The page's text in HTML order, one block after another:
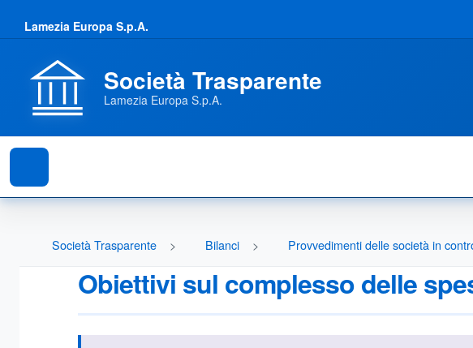
Lamezia Europa S.p.A.
Società Trasparente
Lamezia Europa S.p.A.
Società Trasparente Bilanci Provvedimenti delle società in
Obiettivi sul complesso delle